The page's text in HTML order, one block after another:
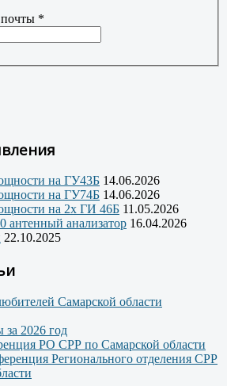
*
на ГУ43Б 14.06.2026
на ГУ74Б 14.06.2026
на 2х ГИ 46Б 11.05.2026
антенный анализатор 16.04.2026
22.10.2025
Самарской области
за 2026 год
РО СРР по Самарской области
Регионального отделения СРР